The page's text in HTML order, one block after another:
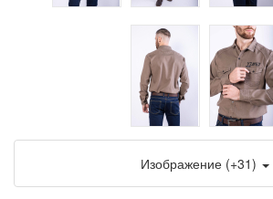
Изображение (+31)